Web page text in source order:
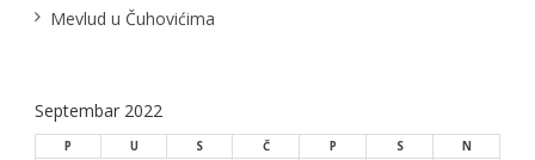
Mevlud u Čuhovićima
Septembar 2022
P U S Č P S
N